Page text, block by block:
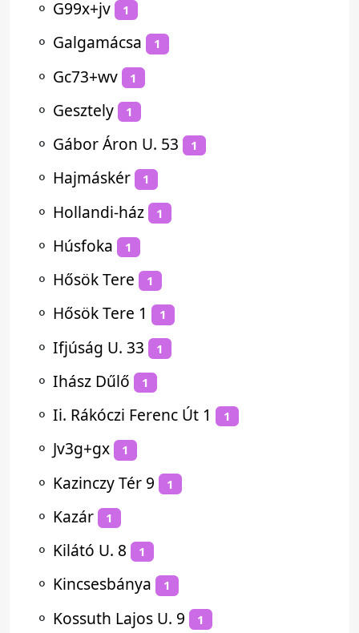
⚬ G99x+jv 1
⚬ Galgamácsa 1
⚬ Gc73+wv 1
⚬ Gesztely 1
⚬ Gábor Áron U. 53 1
⚬ Hajmáskér 1
⚬ Hollandi-ház 1
⚬ Húsfoka 1
⚬ Hősök Tere 1
⚬ Hősök Tere 1 1
⚬ Ifjúság U. 33 1
⚬ Ihász Dűlő 1
⚬ Ii. Rákóczi Ferenc Út 1 1
⚬ Jv3g+gx 1
⚬ Kazinczy Tér 9 1
⚬ Kazár 1
⚬ Kilátó U. 8 1
⚬ Kincsesbánya 1
⚬ Kossuth Lajos U. 9 1